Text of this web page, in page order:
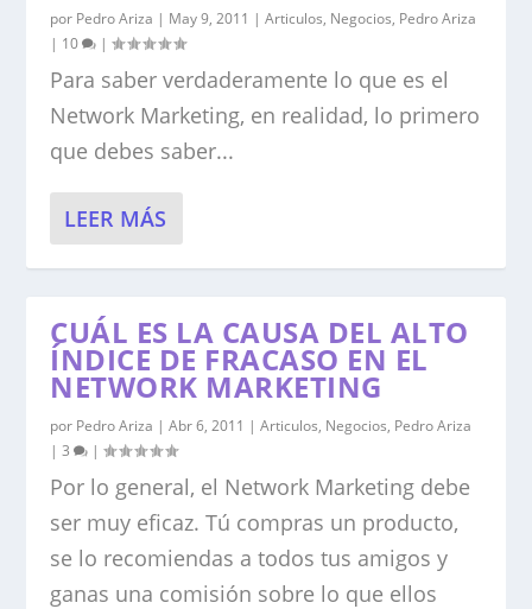
por Pedro Ariza | May 9, 2011 |Articulos, Negocios, Pedro Ariza
| 10 |
Para saber verdaderamente lo que es el
Network Marketing, en realidad, lo primero
que debes saber...
LEER MÁS
CUÁL ES LA CAUSA DEL ALTO
ÍNDICE DE FRACASO EN EL
NETWORK MARKETING
por Pedro Ariza |Abr 6, 2011 |Articulos, Negocios, Pedro Ariza
|3 |
Por lo general, el Network Marketing debe
ser muy eficaz. Tú compras un producto,
se lo recomiendas a todos tus amigos y
ganas una comisión sobre lo que ellos